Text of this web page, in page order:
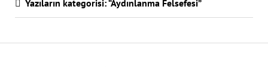
Yazıların kategorisi: “Aydınlanma Felsefesi”